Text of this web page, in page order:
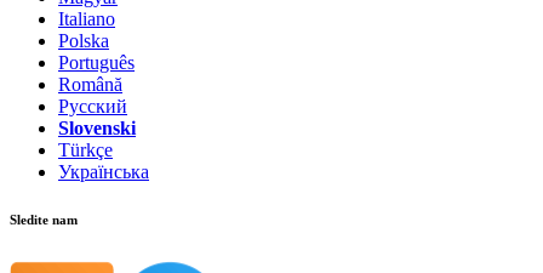
Italiano
Polska
Português
Română
Русский
Slovenski
Türkçe
Українська
Sledite nam